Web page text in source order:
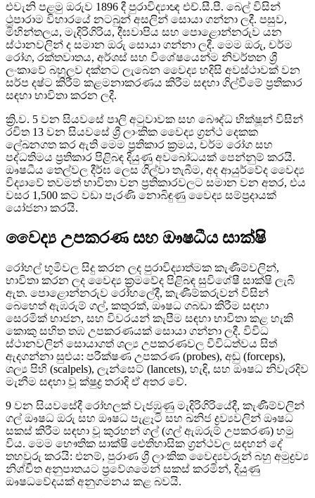
එවැනි පළමු ඔරුව 1896 දී පුරාවිද්‍යාඥ එච්.සී.පී. බෙල් විසින්
ථූපාරාම විහාරයේ නටබුන් අසලින් සොයා ගන්නා ලදී. පසුව,
මිහින්තලය, මැදිරිගිරිය, දීඝවාපිය සහ පොළොන්නරුව යන
ස්ථානවලින් ද සමාන ඔරු සොයා ගන්නා ලදී. මෙම ඔරු, චර්ම
රෝග, රක්තවාතය, අර්ශස් සහ විශේෂයෙන්ම නිවර්තන ශ්‍රී
ලංකාවේ බහුලව දක්නට ලැබෙන වෛද්‍ය හදිසි අවස්ථාවක් වන
සර්ප දෂ්ට කිරීම් කළමනාකරණය කිරීම සඳහා ගිල්වීමේ ප්‍රතිකාර
සඳහා භාවිතා කරන ලදී.
ක්‍රි.ව. 5 වන සියවසේ පාලි අටුවාවක සහ බෞද්ධ භික්ෂූන් විසින්
රචිත 13 වන සියවසේ ශ්‍රී ලාංකික වෛද්‍ය ග්‍රන්ථ දෙකක
ලේඛනගත කර ඇති මෙම ප්‍රතිකාර ක්‍රමය, චර්ම රෝග සහ
පද්ධතිමය ප්‍රතිකාර පිළිබඳ දියුණු අවබෝධයක් පෙන්නුම් කරයි.
ඖෂධීය තෙල්වල දීර්ඝ ලෙස ගිල්වා තැබීම, අද ආයුර්වේද වෛද්‍ය
විද්‍යාවේ තවමත් භාවිතා වන ප්‍රතිකාරවලට සමාන වන අතර, එය
වසර 1,500 කට වඩා පැරණි නොබිඳුණු වෛද්‍ය සම්ප්‍රදායක්
යෝජනා කරයි.
වෛද්‍ය උපකරණ සහ ඖෂධීය සාක්ෂි
රෝහල් භූමිවල සිදු කරන ලද පුරාවිද්‍යාත්මක කැණීම්වලින්,
භාවිතා කරන ලද වෛද්‍ය ක්‍රමවේද පිළිබඳ සුවිශේෂී සාක්ෂි ලැබී
ඇත. පොළොන්නරුව රෝහලේදී, කැණීම්කරුවන් විසින්
බෙහෙත් ඇඹරුම් ගල්, කතුරක්, ඖෂධ ගබඩා කිරීම සඳහා
සෙරමික් භාජන, සහ විවරයන් කැපීම සඳහා භාවිතා කළ හැකි
කොකු සහිත තඹ උපකරණයක් සොයා ගන්නා ලදී. විවිධ
ස්ථානවලින් සොයාගත් ශල්‍ය උපකරණවල විවිධත්වය සිත්
ඇදගන්නා සුළුය: පරීක්ෂණ උපකරණ (probes), අඬු (forceps),
ශල්‍ය පිහි (scalpels), ලැන්සෙට් (lancets), හැඳි, සහ ඖෂධ නිවැරදිව
මැනීම සඳහා වූ ක්ෂුද්‍ර තරාදි ඒ අතර වේ.
9 වන සියවසේදී රෝහලක් වැජඹුණු මැදිරිගිරියේදී, කැණීම්වලින්
ගල් ඖෂධ ඔරු සහ ඖෂධ පැළෑටි සහ ඛනිජ ද්‍රව්‍යවලින් ඖෂධ
සකස් කිරීම සඳහා වූ කුරහන් ගල් (ගල් ඇඹරුම් උපකරණ) හමු
විය. මෙම භෞතික සාක්ෂි ඓතිහාසික ග්‍රන්ථවල සඳහන් දේ
තහවුරු කරයි: එනම්, පුරාණ ශ්‍රී ලාංකික වෛද්‍යවරුන් බහු අමුද්‍රව්‍ය
නිශ්චිත අනුපාතයට ප්‍රවේශමෙන් සකස් කරමින්, දියුණු
ඖෂධවේදයක් අනුගමනය කළ බවයි.